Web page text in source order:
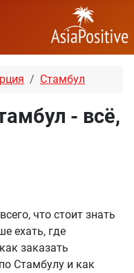
Стамбул
- всё,
что стоит знать
ехать, где
заказать
Стамбулу и как